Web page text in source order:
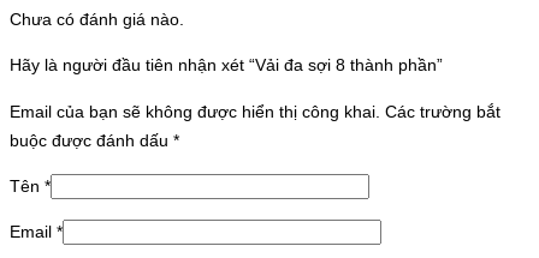
Chưa có đánh giá nào.
Hãy là người đầu tiên nhận xét “Vải đa sợi 8 thành phần”
Email của bạn sẽ không được hiển thị công khai. Các trường bắt
buộc được đánh dấu *
Tên *
Email *